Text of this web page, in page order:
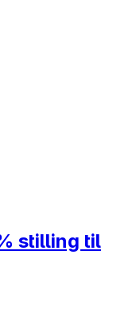
stilling til